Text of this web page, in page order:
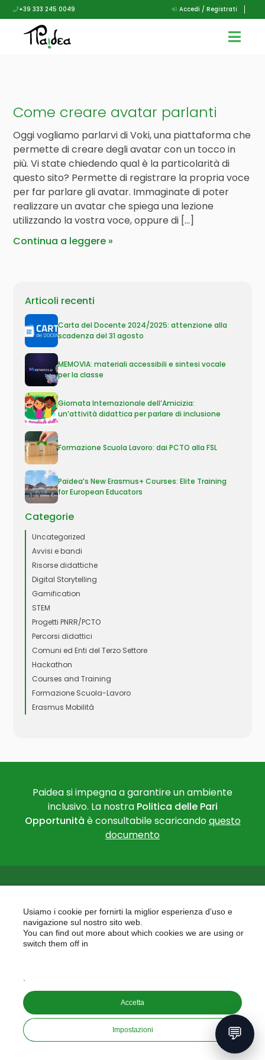
+39 333 245 0049 Accedi / Registrati
Come creare avatar parlanti
Oggi vogliamo parlarvi di Voki, una piattaforma che
permette di creare degli avatar con un tocco in
più. Vi state chiedendo qual è la particolarità di
questo sito? Permette di registrare la propria voce
per far parlare gli avatar. Immaginate di poter
realizzare un avatar che spiega una lezione
utilizzando la vostra voce, oppure di […]
Continua a leggere
Articoli recenti
Carta del Docente 2024/2025: attenzione alla
scadenza del 31 agosto
MEMOVIA: materiali accessibili e sintesi vocale
per la classe
Giornata Internazionale dell’Amicizia:
un’attività didattica per parlare di inclusione
Formazione Scuola Lavoro: dai PCTO alla FSL
Paidea’s New Erasmus+ Courses: Elite Training
for European Educators
Categorie
Uncategorized
Avvisi e bandi
Risorse didattiche
Digital Storytelling
Gamification
STEM
Progetti PNRR/PCTO
Percorsi didattici
Comuni ed Enti del Terzo Settore
Hackathon
Courses and Training
Formazione Scuola-Lavoro
Erasmus Mobilità
Paidea si impegna a garantire un ambiente
inclusivo. La nostra Politica delle Pari
Opportunità è consultabile scaricandoquesto
documento
PAIDEA
PAIDEA S.A.S. - Capitale sociale 10.000€ i.v.
Riproduzione Vietata
💬
Usiamo i cookie per fornirti la miglior esperienza d'uso e
navigazione sul nostro sito web.
You can find out more about which cookies we are using or
switch them off in
Accetta
Impostazioni